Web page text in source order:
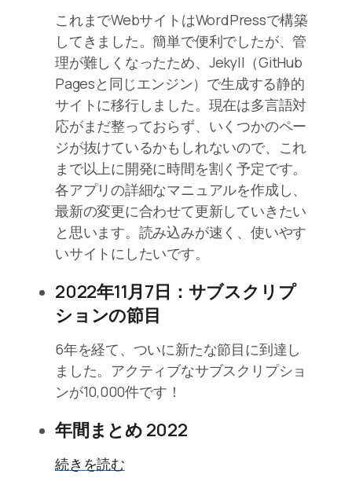
これまでWebサイトはWordPressで構築
してきました。簡単で便利でしたが、管
理が難しくなったため、Jekyll（GitHub
Pagesと同じエンジン）で生成する静的
サイトに移行しました。現在は多言語対
応がまだ整っておらず、いくつかのペー
ジが抜けているかもしれないので、これ
まで以上に開発に時間を割く予定です。
各アプリの詳細なマニュアルを作成し、
最新の変更に合わせて更新していきたい
と思います。読み込みが速く、使いやす
いサイトにしたいです。
2022年11月7日：サブスクリプ
ションの節目
6年を経て、ついに新たな節目に到達し
ました。アクティブなサブスクリプショ
ンが10,000件です！
年間まとめ 2022
続きを読む